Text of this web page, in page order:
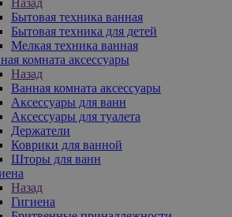
Бытовая техника ванная
Бытовая техника для детей
Мелкая техника ванная
комната аксессуары
Назад
Ванная комната аксессуары
Аксессуары для ванн
Аксессуары для туалета
Держатели
Коврики для ванной
Шторы для ванн
Назад
Гигиена